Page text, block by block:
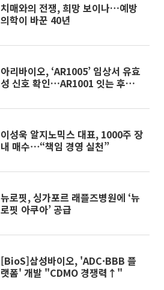
치매와의 전쟁, 희망 보이나…예방
의학이 바꾼 40년
아리바이오, ‘AR1005’ 임상서 유효
성 신호 확인…AR1001 잇는 후속
이성욱 알지노믹스 대표, 1000주 장
내 매수⋯“책임 경영 실천”
뉴로핏, 싱가포르 래플즈병원에 ‘뉴
로핏 아쿠아’ 공급
[BioS]삼성바이오, 'ADC·BBB 플
랫폼' 개발 "CDMO 경쟁력↑"